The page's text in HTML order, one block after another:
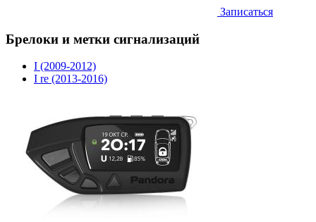
Записаться
Брелоки и метки сигнализаций
I (2009-2012)
I re (2013-2016)